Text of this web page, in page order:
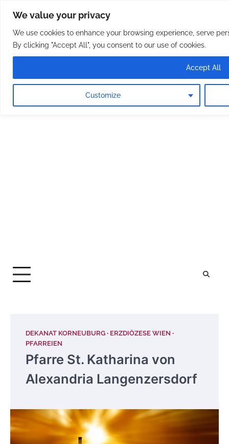
We value your privacy
We use cookies to enhance your browsing experience, serve
By clicking "Accept All", you consent to our use of cookies.
Customize
Accept All
content
Osterreichische Pfarreie
DEKANAT KORNEUBURG
ERZDIÖZESE WIEN
PFARREIEN
Pfarre St. Katharina von
Alexandria Langenzersdorf